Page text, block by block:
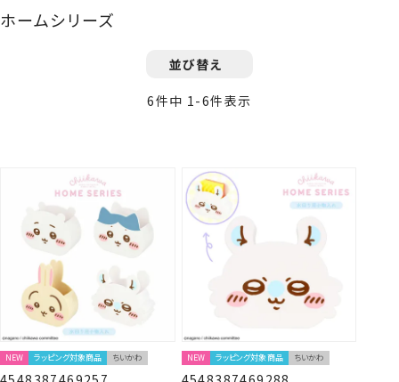
ホームシリーズ
並び替え
6件中 1 -6件表示
NEW ラッピング対象商品 ちいかわ NEW ラッピング対象商品 ちいかわ